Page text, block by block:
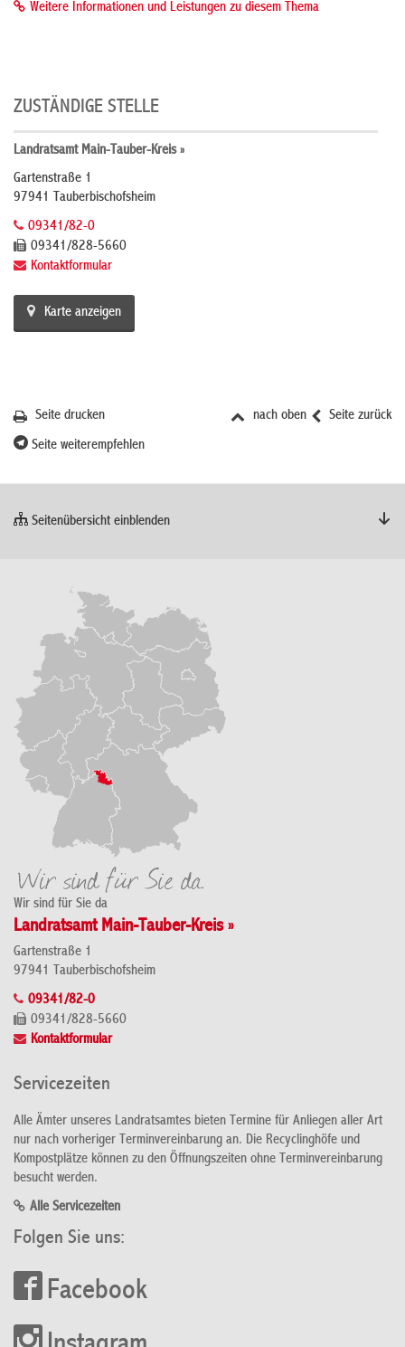
Weitere Informationen und Leistungen zu diesem Thema
ZUSTÄNDIGE STELLE
Landratsamt Main-Tauber-Kreis »
Gartenstraße 1
97941 Tauberbischofsheim
09341/82-0
09341/828-5660
Kontaktformular
Karte anzeigen
Seite zurück
nach oben
Seite drucken
Seite weiterempfehlen
Seitenübersicht einblenden
Wir sind für Sie da
Landratsamt Main-Tauber-Kreis »
Gartenstraße 1
97941 Tauberbischofsheim
09341/82-0
09341/828-5660
Kontaktformular
Servicezeiten
Alle Ämter unseres Landratsamtes bieten Termine für Anliegen aller Art
nur nach vorheriger Terminvereinbarung an. Die Recyclinghöfe und
Kompostplätze können zu den Öffnungszeiten ohne Terminvereinbarung
besucht werden.
Alle Servicezeiten
Folgen Sie uns:
Facebook